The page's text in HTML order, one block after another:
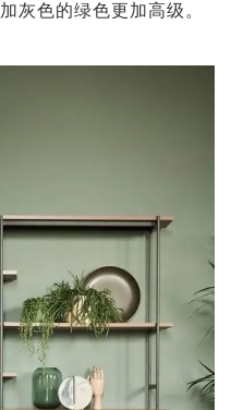
灰色的绿色更加高级。